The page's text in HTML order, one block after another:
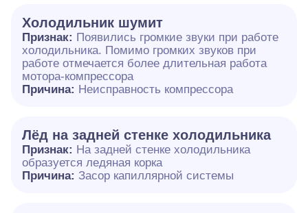
Холодильник шумит
Признак: Появились громкие звуки при работе
холодильника. Помимо громких звуков при
работе отмечается более длительная работа
мотора-компрессора
Причина: Неисправность компрессора
Лёд на задней стенке холодильника
Признак: На задней стенке холодильника
образуется ледяная корка
Причина: Засор капиллярной системы